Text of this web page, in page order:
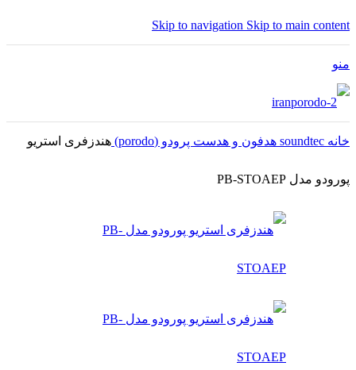
Skip to navigation Skip to main content
منو
خانه soundtec هدفون و هدست پرودو (porodo) هندزفری استریو
پورودو مدل PB-STOAEP